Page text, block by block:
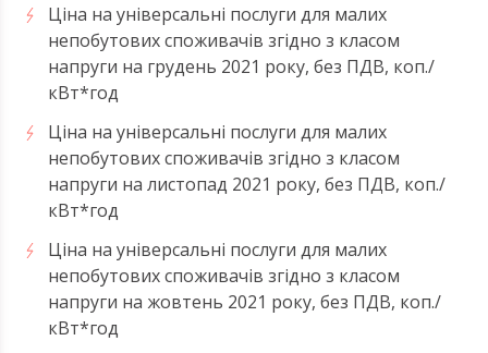
Ціна на універсальні послуги для малих
непобутових споживачів згідно з класом
напруги на грудень 2021 року, без ПДВ, коп./
кВт*год
Ціна на універсальні послуги для малих
непобутових споживачів згідно з класом
напруги на листопад 2021 року, без ПДВ, коп./
кВт*год
Ціна на універсальні послуги для малих
непобутових споживачів згідно з класом
напруги на жовтень 2021 року, без ПДВ, коп./
кВт*год